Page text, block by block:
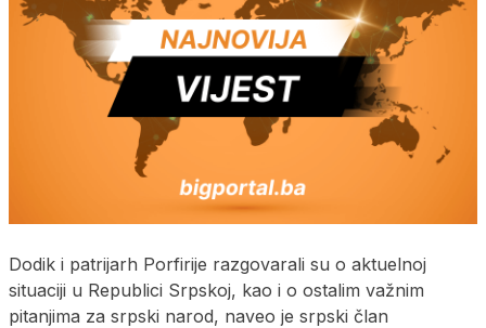
Dodik i patrijarh Porfirije razgovarali su o aktuelnoj
situaciji u Republici Srpskoj, kao i o ostalim važnim
pitanjima za srpski narod, naveo je srpski član